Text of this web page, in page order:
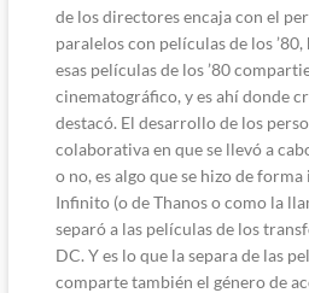
de los directores encaja con el
paralelos con películas de los
esas películas de los ’80
cinematográfico, y es ahí donde
destacó. El desarrollo de los
colaborativa en que se llevó a
o no, es algo que se hizo de
Infinito (o de Thanos o como la
separó a las películas de los
DC. Y es lo que la separa de las
comparte también el género de